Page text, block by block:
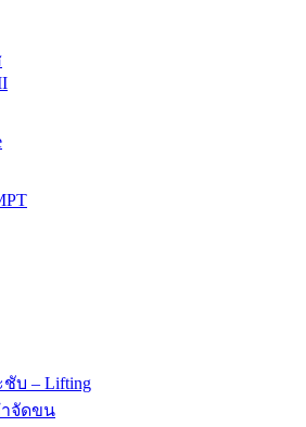
ชับ – Lifting
ำจัดขน